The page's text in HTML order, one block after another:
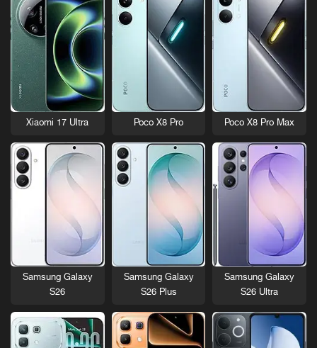
Poco X8 Pro Max
Poco X8 Pro
Xiaomi 17 Ultra
Samsung Galaxy
S26 Ultra
Samsung Galaxy
S26 Plus
Samsung Galaxy
S26